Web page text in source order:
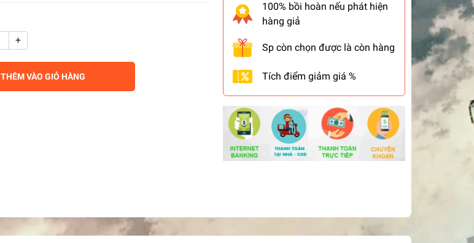
+
THÊM VÀO GIỎ HÀNG
100% bồi hoàn nếu phát hiện
hàng giả
Sp còn chọn được là còn hàng
Tích điểm giảm giá %